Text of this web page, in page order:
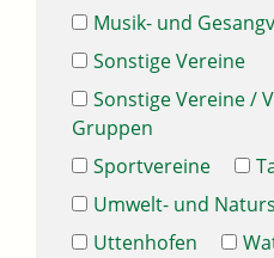
Musik- und
Sonstige Vereine
Sonstige Vereine /
Gruppen
Sportvereine
Umwelt- und
Uttenhofen